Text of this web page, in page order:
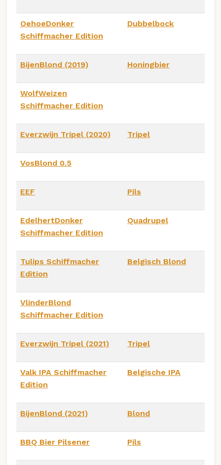
OehoeDonker
Schiffmacher Edition
Dubbelbock
BijenBlond (2019) Honingbier
WolfWeizen
Schiffmacher Edition
Everzwijn Tripel (2020) Tripel
VosBlond 0.5
EEF Pils
EdelhertDonker
Schiffmacher Edition
Quadrupel
Tulips Schiffmacher
Edition
Belgisch Blond
VlinderBlond
Schiffmacher Edition
Everzwijn Tripel (2021) Tripel
Valk IPA Schiffmacher
Edition
Belgische IPA
BijenBlond (2021) Blond
BBQ Bier Pilsener Pils